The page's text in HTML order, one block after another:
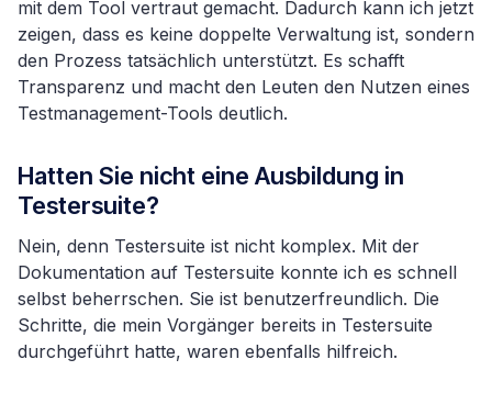
mit dem Tool vertraut gemacht. Dadurch kann ich jetzt
zeigen, dass es keine doppelte Verwaltung ist, sondern
den Prozess tatsächlich unterstützt. Es schafft
Transparenz und macht den Leuten den Nutzen eines
Testmanagement-Tools deutlich.
Hatten Sie nicht eine Ausbildung in
Testersuite?
Nein, denn Testersuite ist nicht komplex. Mit der
Dokumentation auf Testersuite konnte ich es schnell
selbst beherrschen. Sie ist benutzerfreundlich. Die
Schritte, die mein Vorgänger bereits in Testersuite
durchgeführt hatte, waren ebenfalls hilfreich.